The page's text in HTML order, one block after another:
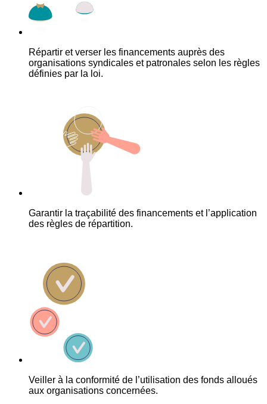
Répartir et verser les financements auprès des
organisations syndicales et patronales selon les règles
définies par la loi.
Garantir la traçabilité des financements et l’application
des règles de répartition.
Veiller à la conformité de l’utilisation des fonds alloués
aux organisations concernées.